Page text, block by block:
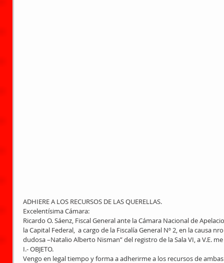
ADHIERE A LOS RECURSOS DE LAS QUERELLAS.
Excelentísima Cámara:
Ricardo O. Sáenz, Fiscal General ante la Cámara Nacional de
la Capital Federal,  a cargo de la Fiscalía General Nº 2, en la causa
dudosa –Natalio Alberto Nisman” del registro de la Sala VI, a V.E.
I.- OBJETO.
Vengo en legal tiempo y forma a adherirme a los recursos de